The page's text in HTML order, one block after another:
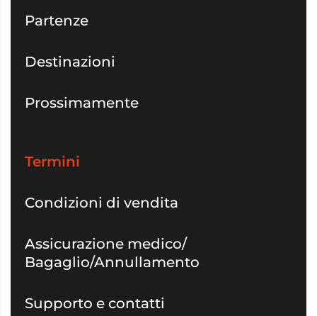
Partenze
Destinazioni
Prossimamente
Termini
Condizioni di vendita
Assicurazione medico/
Bagaglio/Annullamento
Supporto e contatti